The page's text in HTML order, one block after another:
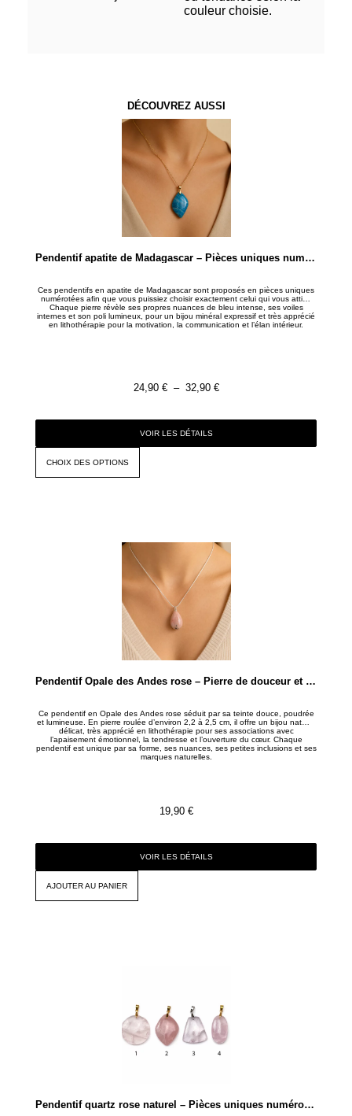
couleur choisie.
DÉCOUVREZ AUSSI
Pendentif apatite de Madagascar – Pièces uniques numérotées
Ces pendentifs en apatite de Madagascar sont proposés en pièces uniques
numérotées afin que vous puissiez choisir exactement celui qui vous attire.
Chaque pierre révèle ses propres nuances de bleu intense, ses voiles
internes et son poli lumineux, pour un bijou minéral expressif et très apprécié
en lithothérapie pour la motivation, la communication et l’élan intérieur.
24,90 € – 32,90 €
VOIR LES DÉTAILS
CHOIX DES OPTIONS
Pendentif Opale des Andes rose – Pierre de douceur et d’apaisement
Ce pendentif en Opale des Andes rose séduit par sa teinte douce, poudrée
et lumineuse. En pierre roulée d’environ 2,2 à 2,5 cm, il offre un bijou naturel
délicat, très apprécié en lithothérapie pour ses associations avec
l’apaisement émotionnel, la tendresse et l’ouverture du cœur. Chaque
pendentif est unique par sa forme, ses nuances, ses petites inclusions et ses
marques naturelles.
19,90 €
VOIR LES DÉTAILS
AJOUTER AU PANIER
Pendentif quartz rose naturel – Pièces uniques numérotées